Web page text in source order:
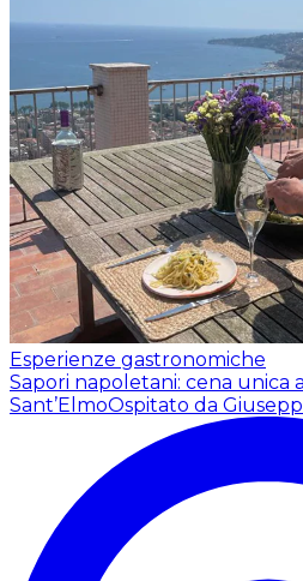
Esperienze gastronomiche
Sapori napoletani: cena unica a
Sant’ElmoOspitato da